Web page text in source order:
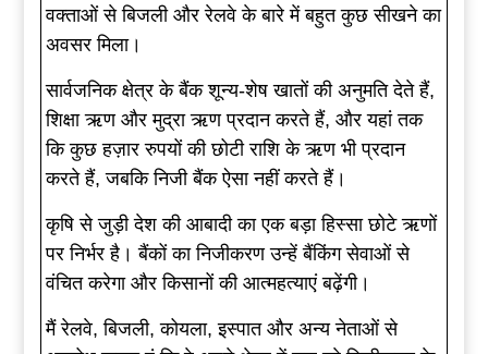
वक्ताओं से बिजली और रेलवे के बारे में बहुत कुछ सीखने का
अवसर मिला।
सार्वजनिक क्षेत्र के बैंक शून्य-शेष खातों की अनुमति देते हैं,
शिक्षा ऋण और मुद्रा ऋण प्रदान करते हैं, और यहां तक
कि कुछ हज़ार रुपयों की छोटी राशि के ऋण भी प्रदान
करते हैं, जबकि निजी बैंक ऐसा नहीं करते हैं।
कृषि से जुड़ी देश की आबादी का एक बड़ा हिस्सा छोटे ऋणों
पर निर्भर है। बैंकों का निजीकरण उन्हें बैंकिंग सेवाओं से
वंचित करेगा और किसानों की आत्महत्याएं बढ़ेंगी।
मैं रेलवे, बिजली, कोयला, इस्पात और अन्य नेताओं से